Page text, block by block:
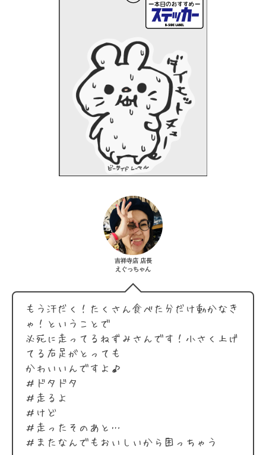
吉祥寺店 店長
えぐっちゃん
もう汗だく！たくさん食べた分だけ動かなき
ゃ！ということで
必死に走ってるねずみさんです！小さく上げ
てる右足がとっても
かわいいんですよ♪
＃ドタドタ
＃走るよ
＃けど
＃走ったそのあと…
＃またなんでもおいしいから困っちゃう